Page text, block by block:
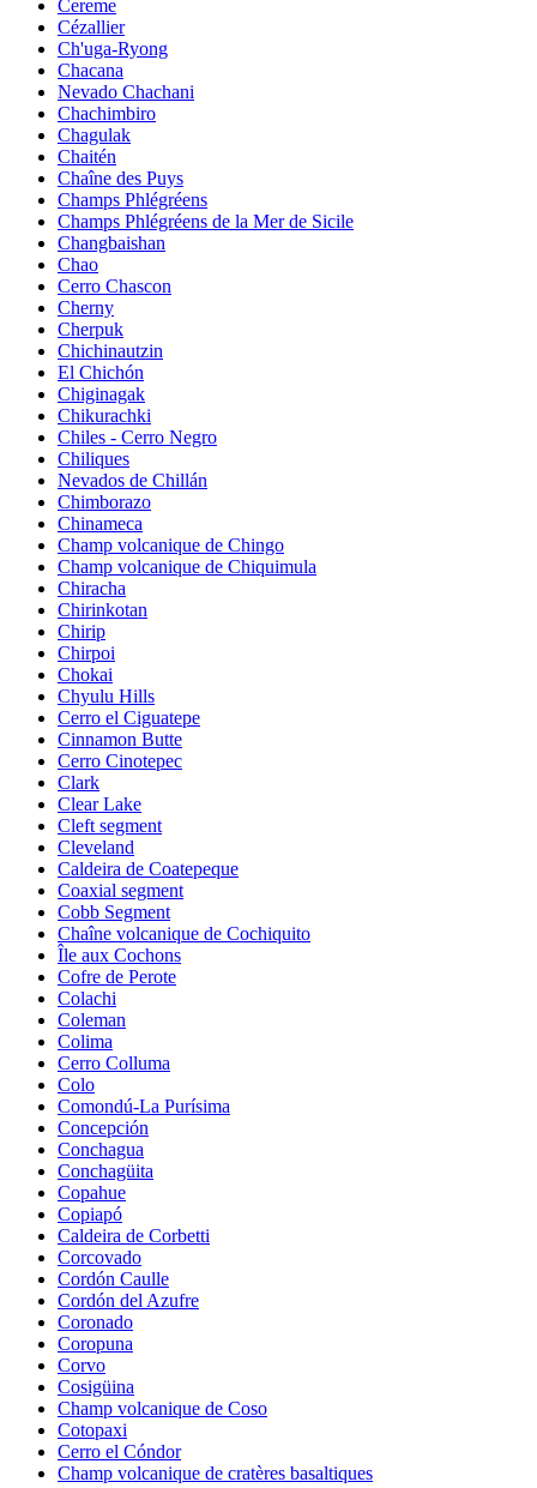
Cereme
Cézallier
Ch'uga-Ryong
Chacana
Nevado Chachani
Chachimbiro
Chagulak
Chaitén
Chaîne des Puys
Champs Phlégréens
Champs Phlégréens de la Mer de Sicile
Changbaishan
Chao
Cerro Chascon
Cherny
Cherpuk
Chichinautzin
El Chichón
Chiginagak
Chikurachki
Chiles - Cerro Negro
Chiliques
Nevados de Chillán
Chimborazo
Chinameca
Champ volcanique de Chingo
Champ volcanique de Chiquimula
Chiracha
Chirinkotan
Chirip
Chirpoi
Chokai
Chyulu Hills
Cerro el Ciguatepe
Cinnamon Butte
Cerro Cinotepec
Clark
Clear Lake
Cleft segment
Cleveland
Caldeira de Coatepeque
Coaxial segment
Cobb Segment
Chaîne volcanique de Cochiquito
Île aux Cochons
Cofre de Perote
Colachi
Coleman
Colima
Cerro Colluma
Colo
Comondú-La Purísima
Concepción
Conchagua
Conchagüita
Copahue
Copiapó
Caldeira de Corbetti
Corcovado
Cordón Caulle
Cordón del Azufre
Coronado
Coropuna
Corvo
Cosigüina
Champ volcanique de Coso
Cotopaxi
Cerro el Cóndor
Champ volcanique de cratères basaltiques